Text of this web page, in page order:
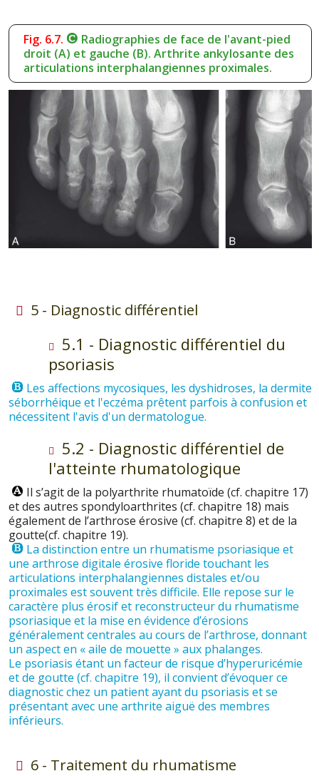
Fig. 6.7.
Radiographies de face de l'avant-pied
droit (A) et gauche (B). Arthrite ankylosante des
articulations interphalangiennes proximales.
5 - Diagnostic différentiel
5.1 - Diagnostic différentiel du
psoriasis
Les affections mycosiques, les dyshidroses, la dermite
séborrhéique et l'eczéma prêtent parfois à confusion et
nécessitent l'avis d'un dermatologue.
5.2 - Diagnostic différentiel de
l'atteinte rhumatologique
Il s’agit de la polyarthrite rhumatoïde (cf. chapitre 17)
et des autres spondyloarthrites (cf. chapitre 18) mais
également de l’arthrose érosive (cf. chapitre 8) et de la
goutte(cf. chapitre 19).
La distinction entre un rhumatisme psoriasique et
une arthrose digitale érosive floride touchant les
articulations interphalangiennes distales et/ou
proximales est souvent très difficile. Elle repose sur le
caractère plus érosif et reconstructeur du rhumatisme
psoriasique et la mise en évidence d’érosions
généralement centrales au cours de l’arthrose, donnant
un aspect en « aile de mouette » aux phalanges.
Le psoriasis étant un facteur de risque d’hyperuricémie
et de goutte (cf. chapitre 19), il convient d’évoquer ce
diagnostic chez un patient ayant du psoriasis et se
présentant avec une arthrite aiguë des membres
inférieurs.
6 - Traitement du rhumatisme